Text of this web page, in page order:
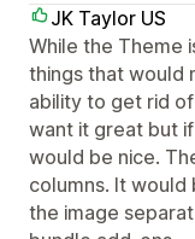
JK Taylor US
While the Theme
things that would
ability to get rid
want it great but
would be nice.
columns. It
the image